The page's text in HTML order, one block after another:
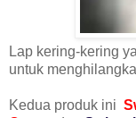
Lap kering-kering
untuk
Kedua produk ini